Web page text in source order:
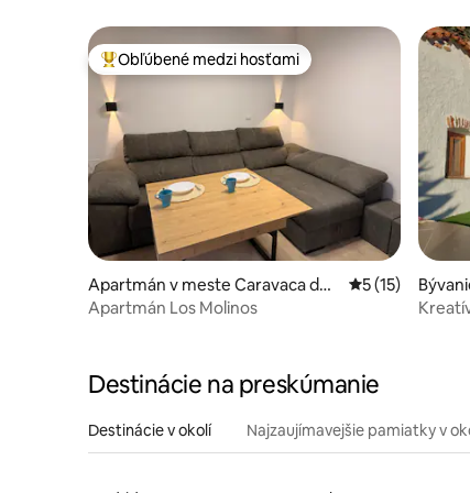
Najobľúbenejšie medzi hosťami
Obľúbené medzi hosťami
Apartmán v meste Caravaca de l
a Cruz
Priemerné
5 (15)
Apartmán Los Molinos
Destinácie na preskúmanie
Destinácie v okolí Najzaujímavejšie pamiatky v